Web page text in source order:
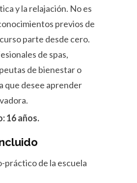
y la relajación. No es
previos de
parte desde cero.
de spas,
de bienestar o
que desee aprender
16 años.
práctico de la escuela